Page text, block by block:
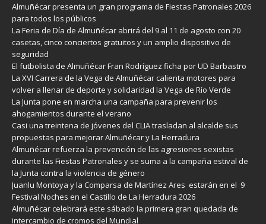
Almuñécar presenta un gran programa de Fiestas Patronales 2026
para todos los públicos
La Feria de Día de Almuñécar abrirá del 9 al 11 de agosto con 20
casetas, cinco conciertos gratuitos y un amplio dispositivo de
seguridad
El futbolista de Almuñécar Fran Rodríguez ficha por UD Barbastro
La XVI Carrera de la Vega de Almuñécar calienta motores para
volver a llenar de deporte y solidaridad la Vega de Río Verde
La Junta pone en marcha una campaña para prevenir los
ahogamientos durante el verano
Casi una treintena de jóvenes del CLIA trasladan al alcalde sus
propuestas para mejorar Almuñécar y La Herradura
Almuñécar refuerza la prevención de las agresiones sexistas
durante las Fiestas Patronales y se suma a la campaña estival de
la Junta contra la violencia de género
Juanlu Montoya y la Comparsa de Martínez Ares estarán en el 9
Festival Noches en el Castillo de La Herradura 2026
Almuñécar celebrará este sábado la primera gran quedada de
intercambio de cromos del Mundial